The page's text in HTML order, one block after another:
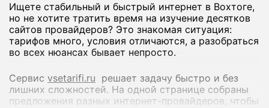
Ищете стабильный и быстрый интернет в Вохтоге,
но не хотите тратить время на изучение десятков
сайтов провайдеров? Это знакомая ситуация:
тарифов много, условия отличаются, а разобраться
во всех нюансах бывает непросто.
Сервис vsetarifi.ru решает задачу быстро и без
лишних сложностей. На одной странице собраны
предложения разных интернет-провайдеров, чтобы